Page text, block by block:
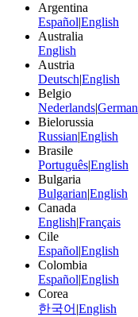
Argentina
Español|English
Australia
English
Austria
Deutsch|English
Belgio
Nederlands|German
Bielorussia
Russian|English
Brasile
Português|English
Bulgaria
Bulgarian|English
Canada
English|Français
Cile
Español|English
Colombia
Español|English
Corea
한국어 |English